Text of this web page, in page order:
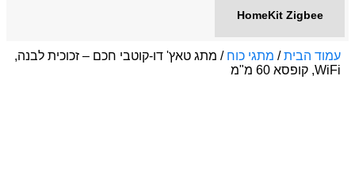
HomeKit Zigbee
עמוד הבית/ מתגי כוח / מתג טאץ' דו-קוטבי חכם – זכוכית לבנה,
WiFi, קופסא 60 מ"מ